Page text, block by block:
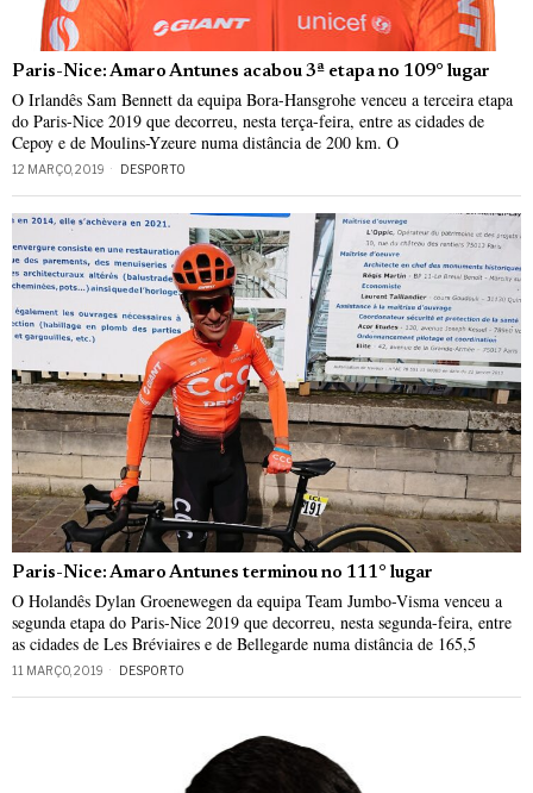
Paris-Nice: Amaro Antunes acabou 3ª etapa no 109° lugar
O Irlandês Sam Bennett da equipa Bora-Hansgrohe venceu a terceira etapa
do Paris-Nice 2019 que decorreu, nesta terça-feira, entre as cidades de
Cepoy e de Moulins-Yzeure numa distância de 200 km. O
12 MARÇO, 2019 DESPORTO
Paris-Nice: Amaro Antunes terminou no 111° lugar
O Holandês Dylan Groenewegen da equipa Team Jumbo-Visma venceu a
segunda etapa do Paris-Nice 2019 que decorreu, nesta segunda-feira, entre
as cidades de Les Bréviaires e de Bellegarde numa distância de 165,5
11 MARÇO, 2019 DESPORTO